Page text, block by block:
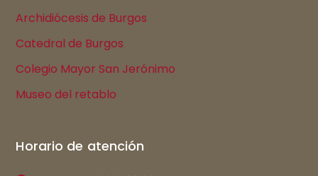
Archidiócesis de Burgos
Catedral de Burgos
Colegio Mayor San Jerónimo
Museo del retablo
Horario de atención